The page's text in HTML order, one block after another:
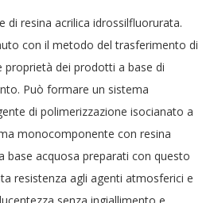
di resina acrilica idrossilfluorurata.
con il metodo del trasferimento di
proprietà dei prodotti a base di
Può formare un sistema
di polimerizzazione isocianato a
monocomponente con resina
base acquosa preparati con questo
resistenza agli agenti atmosferici e